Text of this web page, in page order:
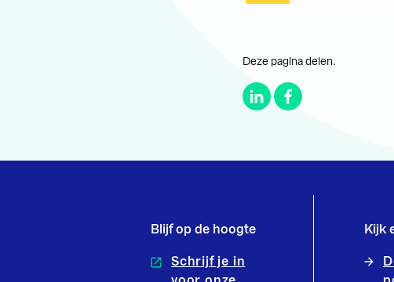
Deze pagina delen.
Blijf op de hoogte
Schrijf je in
Kijk